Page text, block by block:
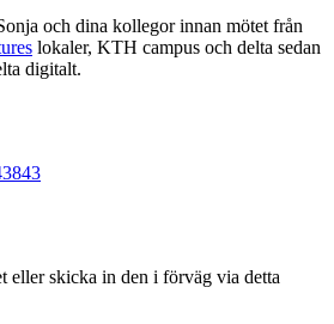
och dina kollegor innan mötet från
lokaler, KTH campus och delta sedan
digitalt.
eller skicka in den i förväg via detta